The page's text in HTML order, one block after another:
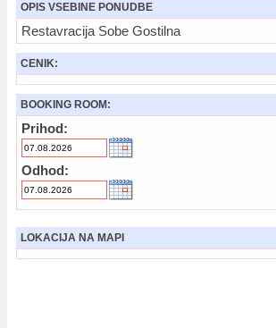
OPIS VSEBINE PONUDBE
Restavracija Sobe Gostilna
CENIK:
BOOKING ROOM:
Prihod:
Odhod:
LOKACIJA NA MAPI